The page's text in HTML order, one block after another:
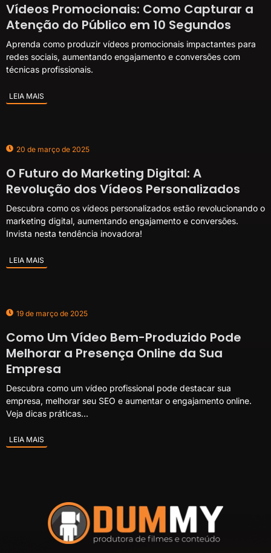
Vídeos Promocionais: Como Capturar a
Atenção do Público em 10 Segundos
Aprenda como produzir vídeos promocionais impactantes para
redes sociais, aumentando engajamento e conversões com
técnicas profissionais.
LEIA MAIS
20 de março de 2025
O Futuro do Marketing Digital: A
Revolução dos Vídeos Personalizados
Descubra como os vídeos personalizados estão revolucionando o
marketing digital, aumentando engajamento e conversões.
Invista nesta tendência inovadora!
LEIA MAIS
19 de março de 2025
Como Um Vídeo Bem-Produzido Pode
Melhorar a Presença Online da Sua
Empresa
Descubra como um vídeo profissional pode destacar sua
empresa, melhorar seu SEO e aumentar o engajamento online.
Veja dicas práticas...
LEIA MAIS